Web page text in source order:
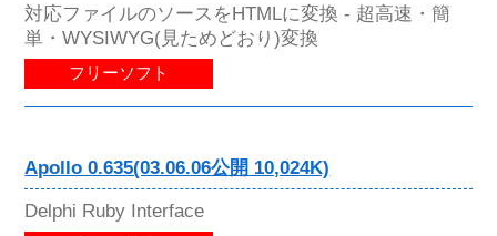
対応ファイルのソースをHTMLに変換 - 超高速・簡
単・WYSIWYG(見ためどおり)変換
フリーソフト
Apollo 0.635(03.06.06公開 10,024K)
Delphi Ruby Interface